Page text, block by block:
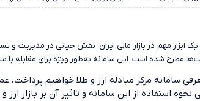
یک ابزار مهم در بازار مالی ایران، نقش حیاتی در
مطرح شده است. این سامانه به‌طور ویژه برای
سامانه مرکز مبادله ارز و طلا خواهیم
استفاده از این سامانه و تاثیر آن بر بازار